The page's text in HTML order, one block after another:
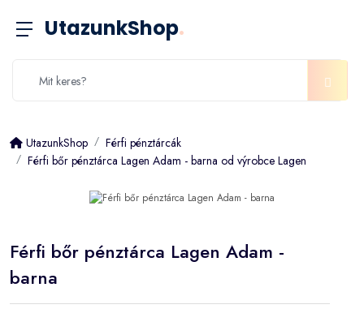
UtazunkShop.
UtazunkShop
Férfi pénztárcák
Férfi bőr pénztárca Lagen Adam - barna od výrobce Lagen
Férfi bőr pénztárca Lagen Adam -
barna